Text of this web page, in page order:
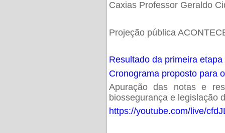
Caxias Professor Geraldo
Projeção pública
Resultado da primeira
Cronograma proposto para
Apuração das notas e
biossegurança e legislação
https://youtube.com/live/